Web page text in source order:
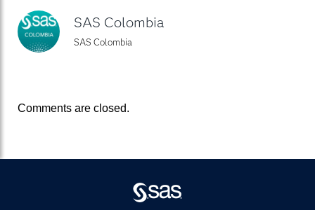
SAS Colombia
SAS Colombia
Comments are closed.